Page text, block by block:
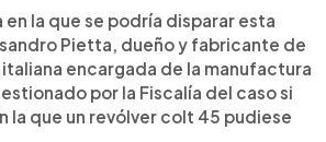
en la que se podría disparar esta
Pietta, dueño y fabricante de
encargada de la manufactura
por la Fiscalía del caso si
la que un revólver colt 45 pudiese